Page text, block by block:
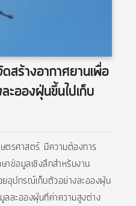
สร้างอากาศยานเพื่อ
ะอองฝุ่นขึ้นไปเก็บ
ตรศาสตร์ มีความต้องการ
าข้อมูลเชิงลึกสำหรับงาน
อุปกรณ์เก็บตัวอย่างละอองฝุ่น
ละอองฝุ่นที่ค่าความสูงต่าง